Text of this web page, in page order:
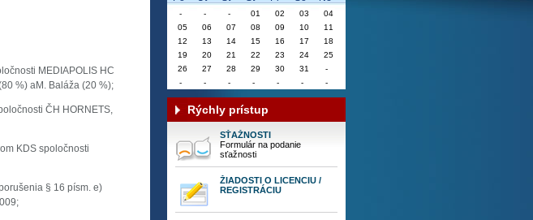
MEDIAPOLIS HC
%) aM. Baláža (20 %);
ČH HORNETS,
KDS spoločnosti
§ 16 písm. e)
Rýchly prístup
SŤAŽNOSTI
Formulár na podanie
sťažnosti
ŽIADOSTI O LICENCIU /
REGISTRÁCIU